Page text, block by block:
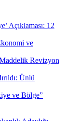
Açıklaması: 12
ve
Revizyon
Ünlü
ve Bölge”